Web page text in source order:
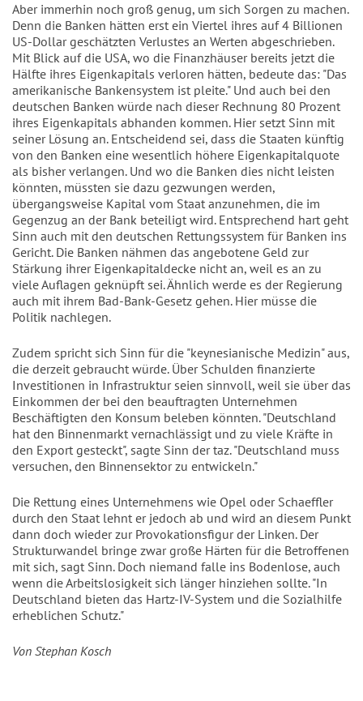
Aber immerhin noch groß genug, um sich Sorgen zu machen.
Denn die Banken hätten erst ein Viertel ihres auf 4 Billionen
US-Dollar geschätzten Verlustes an Werten abgeschrieben.
Mit Blick auf die USA, wo die Finanzhäuser bereits jetzt die
Hälfte ihres Eigenkapitals verloren hätten, bedeute das: "Das
amerikanische Bankensystem ist pleite." Und auch bei den
deutschen Banken würde nach dieser Rechnung 80 Prozent
ihres Eigenkapitals abhanden kommen. Hier setzt Sinn mit
seiner Lösung an. Entscheidend sei, dass die Staaten künftig
von den Banken eine wesentlich höhere Eigenkapitalquote
als bisher verlangen. Und wo die Banken dies nicht leisten
könnten, müssten sie dazu gezwungen werden,
übergangsweise Kapital vom Staat anzunehmen, die im
Gegenzug an der Bank beteiligt wird. Entsprechend hart geht
Sinn auch mit den deutschen Rettungssystem für Banken ins
Gericht. Die Banken nähmen das angebotene Geld zur
Stärkung ihrer Eigenkapitaldecke nicht an, weil es an zu
viele Auflagen geknüpft sei. Ähnlich werde es der Regierung
auch mit ihrem Bad-Bank-Gesetz gehen. Hier müsse die
Politik nachlegen.
Zudem spricht sich Sinn für die "keynesianische Medizin" aus,
die derzeit gebraucht würde. Über Schulden finanzierte
Investitionen in Infrastruktur seien sinnvoll, weil sie über das
Einkommen der bei den beauftragten Unternehmen
Beschäftigten den Konsum beleben könnten. "Deutschland
hat den Binnenmarkt vernachlässigt und zu viele Kräfte in
den Export gesteckt", sagte Sinn der taz. "Deutschland muss
versuchen, den Binnensektor zu entwickeln."
Die Rettung eines Unternehmens wie Opel oder Schaeffler
durch den Staat lehnt er jedoch ab und wird an diesem Punkt
dann doch wieder zur Provokationsfigur der Linken. Der
Strukturwandel bringe zwar große Härten für die Betroffenen
mit sich, sagt Sinn. Doch niemand falle ins Bodenlose, auch
wenn die Arbeitslosigkeit sich länger hinziehen sollte. "In
Deutschland bieten das Hartz-IV-System und die Sozialhilfe
erheblichen Schutz."
Von Stephan Kosch